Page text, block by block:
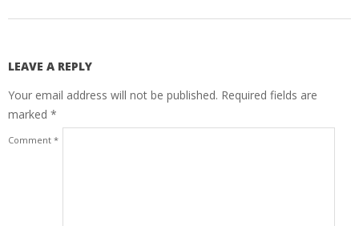
LEAVE A REPLY
Your email address will not be published. Required fields are
marked *
Comment *